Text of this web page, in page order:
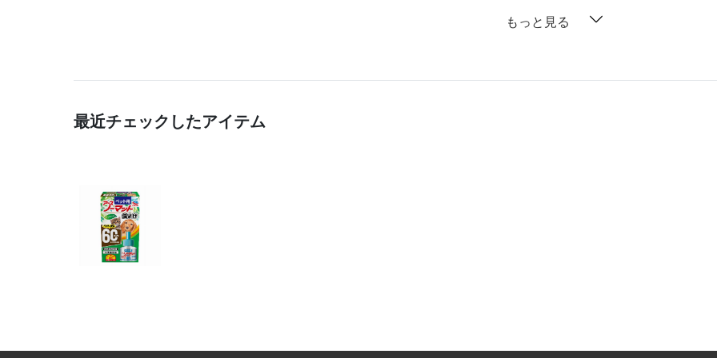
もっと見る
最近チェックしたアイテム